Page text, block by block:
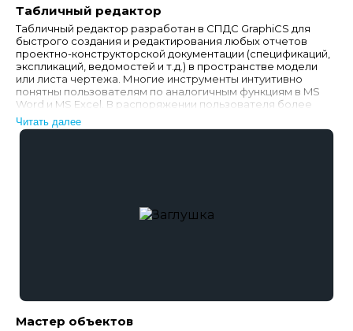
Табличный редактор
Табличный редактор разработан в СПДС GraphiCS для
быстрого создания и редактирования любых отчетов
проектно-конструкторской документации (спецификаций,
экспликаций, ведомостей и т.д.) в пространстве модели
или листа чертежа. Многие инструменты интуитивно
понятны пользователям по аналогичным функциям в MS
Word и MS Excel. В распоряжении пользователя более
тридцати готовых шаблонов таблиц по ГОСТ…
Читать далее
Мастер объектов